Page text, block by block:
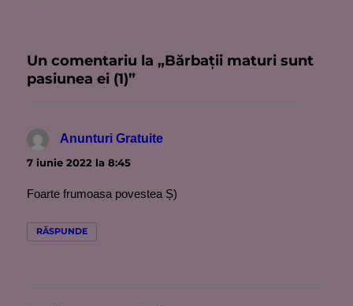
Un comentariu la „Bărbaţii maturi sunt
pasiunea ei (1)”
Anunturi Gratuite
7 iunie 2022 la 8:45
Foarte frumoasa povestea Ș)
RĂSPUNDE